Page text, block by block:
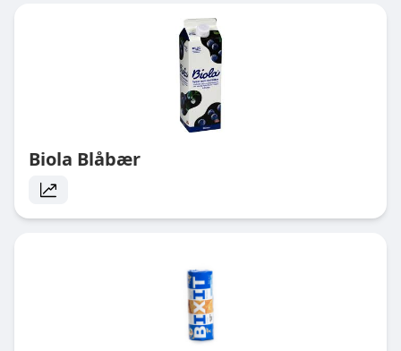
Biola Blåbær